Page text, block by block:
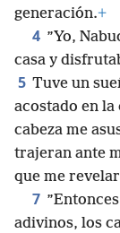
generación.+
4 ”Yo,
casa y
5 Tuve un
acostado en la
cabeza me
trajeran ante
que me
7
adivinos, los